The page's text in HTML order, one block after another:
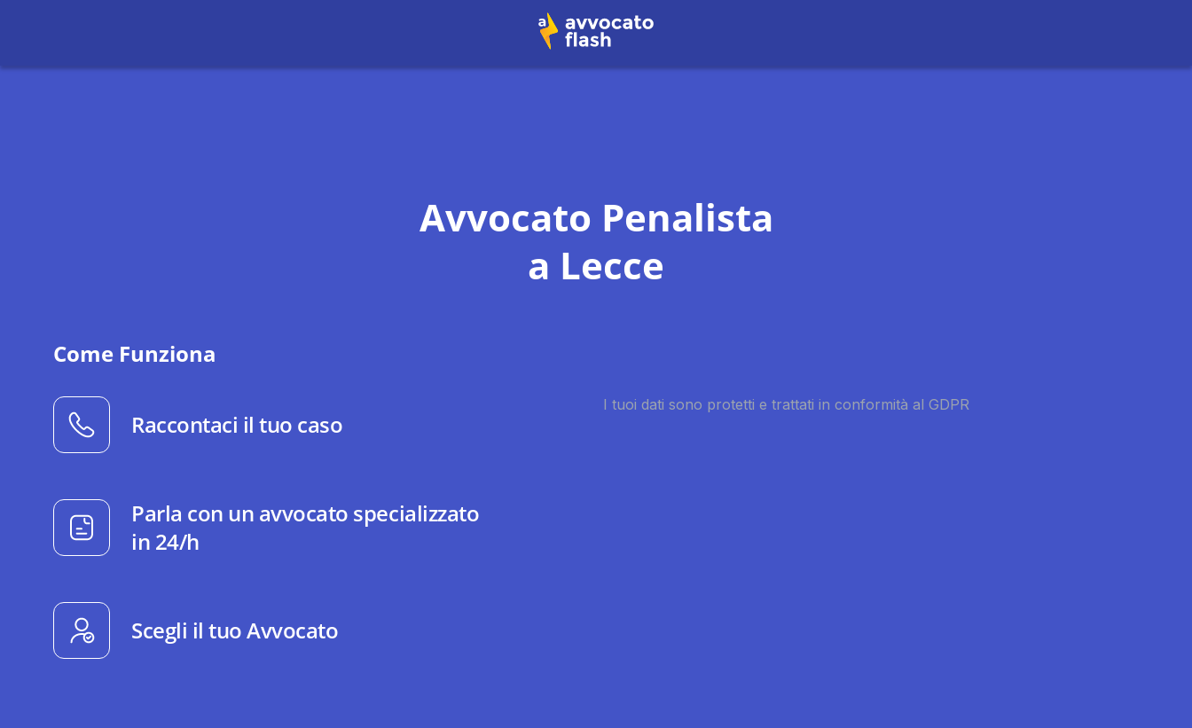
Avvocato Penalista
a Lecce
Come Funziona
Raccontaci il tuo caso
Parla con un avvocato specializzato
in 24/h
Scegli il tuo Avvocato